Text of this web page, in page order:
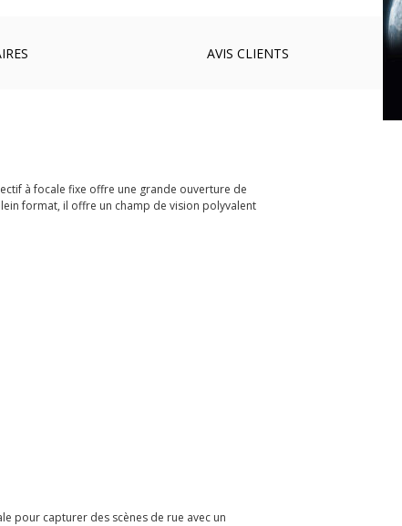
AVIS CLIENTS
à focale fixe offre une grande ouverture de
format, il offre un champ de vision polyvalent
pour capturer des scènes de rue avec un